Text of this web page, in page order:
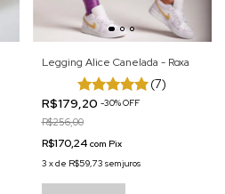
Legging Alice Canelada - Roxa
(7)
R$179,20 -30%OFF
R$256,00
R$170,24 com Pix
3 xde R$59,73 sem juros